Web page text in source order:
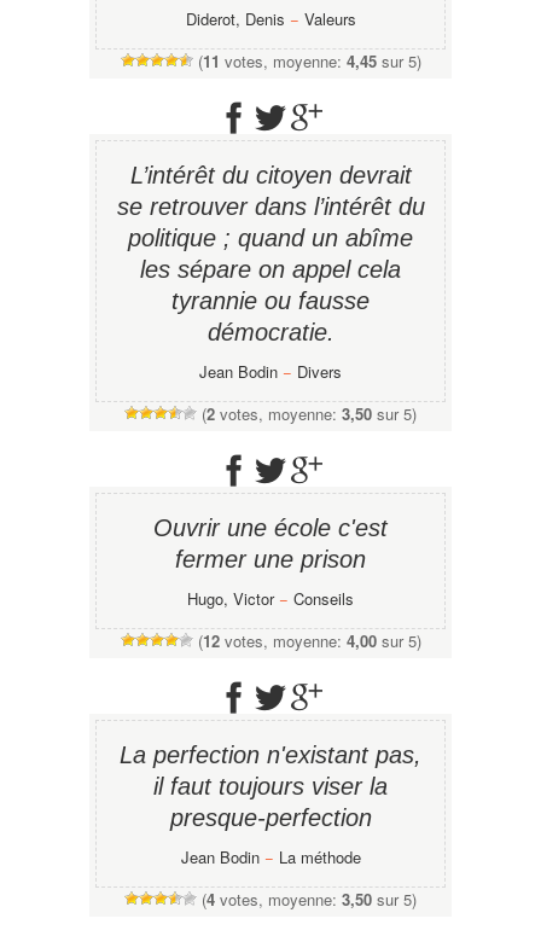
Diderot, Denis − Valeurs
(11 votes, moyenne: 4,45sur 5)
L’intérêt du citoyen devrait
se retrouver dans l’intérêt du
politique ; quand un abîme
les sépare on appel cela
tyrannie ou fausse
démocratie.
Jean Bodin − Divers
(2 votes, moyenne: 3,50 sur 5)
Ouvrir une école c'est
fermer une prison
Hugo, Victor− Conseils
(12votes, moyenne: 4,00sur 5)
La perfection n'existant pas,
il faut toujours viser la
presque-perfection
Jean Bodin− La méthode
(4 votes, moyenne: 3,50 sur 5)